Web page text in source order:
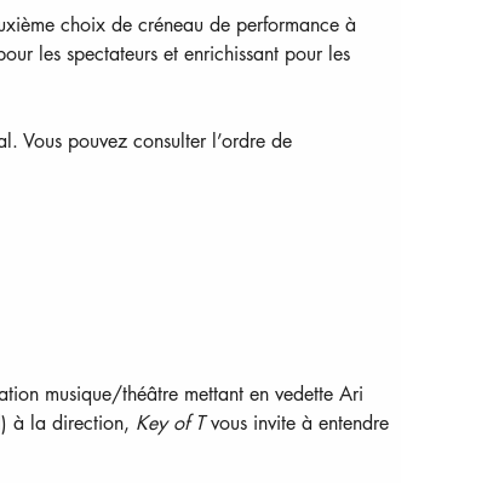
choix de créneau de performance à
les spectateurs et enrichissant pour les
Vous pouvez consulter l’ordre de
musique/théâtre mettant en vedette Ari
à la direction, Key of T vous invite à entendre